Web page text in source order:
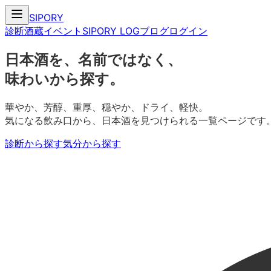
SIPORY
診断酒蔵イベント SIPORY LOGブログログイン
日本酒を、名前ではなく、
味わいから探す。
華やか、芳醇、重厚、穏やか、ドライ、軽快。
気になる飲み口から、日本酒を見つけられる一覧ページです
診断から探す気分から探す